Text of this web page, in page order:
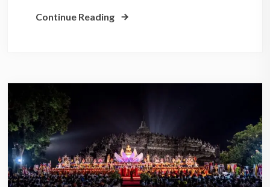
Continue Reading